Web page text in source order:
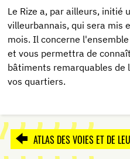
Le Rize a, par ailleurs, initié
villeurbannais, qui sera mis
mois. Il concerne
et vous permettra de
bâtiments remarquables de
vos quartiers.
ATLAS DES VOIES ET DE